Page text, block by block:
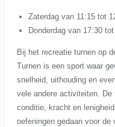
Zaterdag van 11:15 tot
Donderdag van 17:30
Bij het recreatie turnen op
Turnen is een sport waar
snelheid, uithouding en
vele andere activiteiten. De
conditie, kracht en
oefeningen gedaan voor de